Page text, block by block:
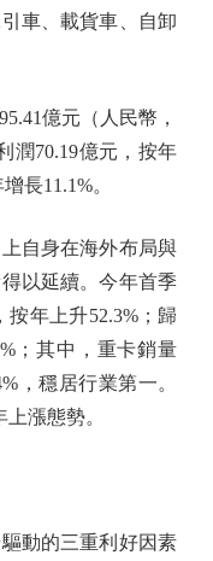
車、載貨車、自卸
億元（人民幣，
潤70.19億元，按年
長11.1%。
自身在海外布局與
以延續。今年首季
年上升52.3%；歸
；其中，重卡銷量
，穩居行業第一。
漲態勢。
動的三重利好因素